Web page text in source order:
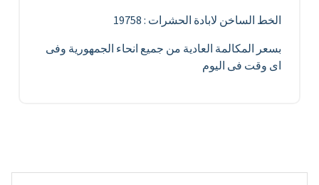
الخط الساخن لابادة الحشرات : 19758
بسعر المكالمة العادية من جميع انحاء الجمهورية وفى
اى وقت فى اليوم